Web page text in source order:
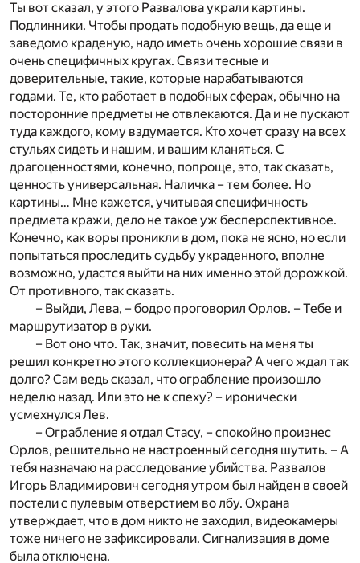
Ты вот сказал, у этого Развалова украли картины.
Подлинники. Чтобы продать подобную вещь, да еще и
заведомо краденую, надо иметь очень хорошие связи в
очень специфичных кругах. Связи тесные и
доверительные, такие, которые нарабатываются
годами. Те, кто работает в подобных сферах, обычно на
посторонние предметы не отвлекаются. Да и не пускают
туда каждого, кому вздумается. Кто хочет сразу на всех
стульях сидеть и нашим, и вашим кланяться. С
драгоценностями, конечно, попроще, это, так сказать,
ценность универсальная. Наличка – тем более. Но
картины… Мне кажется, учитывая специфичность
предмета кражи, дело не такое уж бесперспективное.
Конечно, как воры проникли в дом, пока не ясно, но если
попытаться проследить судьбу украденного, вполне
возможно, удастся выйти на них именно этой дорожкой.
От противного, так сказать.
– Выйди, Лева, – бодро проговорил Орлов. – Тебе и
маршрутизатор в руки.
– Вот оно что. Так, значит, повесить на меня ты
решил конкретно этого коллекционера? А чего ждал так
долго? Сам ведь сказал, что ограбление произошло
неделю назад. Или это не к спеху? – иронически
усмехнулся Лев.
– Ограбление я отдал Стасу, – спокойно произнес
Орлов, решительно не настроенный сегодня шутить. – А
тебя назначаю на расследование убийства. Развалов
Игорь Владимирович сегодня утром был найден в своей
постели с пулевым отверстием во лбу. Охрана
утверждает, что в дом никто не заходил, видеокамеры
тоже ничего не зафиксировали. Сигнализация в доме
была отключена.